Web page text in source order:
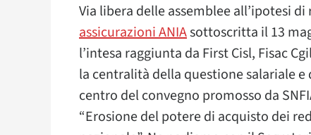
Via libera delle assemblee all’ipotesi
assicurazioni ANIAsottoscritta il 13
l’intesa raggiunta da First Cisl, Fisac
la centralità della questione salariale
centro del convegno promosso da
“Erosione del potere di acquisto dei